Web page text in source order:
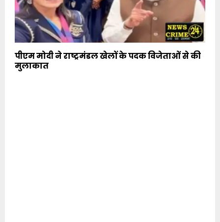
पीएम मोदी ने राष्ट्रमंडल खेलों के पदक विजेताओं से की
मुलाकात